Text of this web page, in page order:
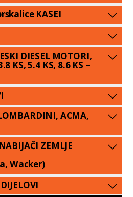
KASEI
DIESEL MOTORI,
KS, 5.4 KS, 8.6 KS –
ACMA,
ZEMLJE
Wacker)